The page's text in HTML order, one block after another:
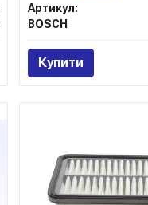
Артикул:
BOSCH
Купити